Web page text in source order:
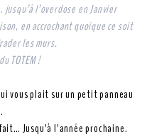
l’overdose en Janvier
en accrochant quoique ce soit
les murs.
TOTEM !
vous plait sur un petit panneau
Jusqu’à l’année prochaine.